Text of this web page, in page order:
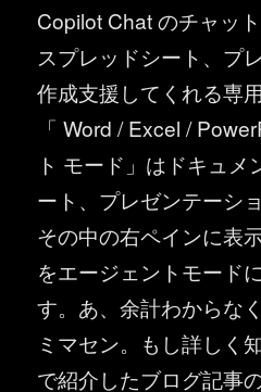
Copilot Chat のチャッ
スプレッドシート、プ
作成支援してくれる専
「 Word / Excel /
ト モード」はドキュ
ート、プレゼンテーシ
その中の右ペインに表
をエージェントモード
す。あ、余計わからな
ミマセン。もし詳しく
で紹介したブログ記事